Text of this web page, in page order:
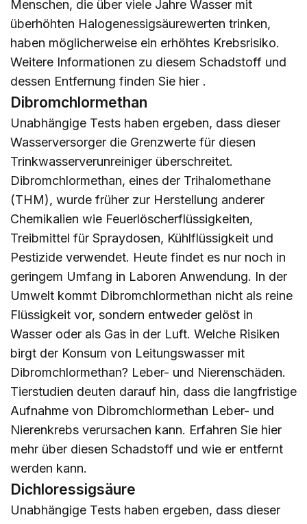
Menschen, die über viele Jahre Wasser mit
überhöhten Halogenessigsäurewerten trinken,
haben möglicherweise ein erhöhtes Krebsrisiko.
Weitere Informationen zu diesem Schadstoff und
dessen Entfernung finden Sie hier .
Dibromchlormethan
Unabhängige Tests haben ergeben, dass dieser
Wasserversorger die Grenzwerte für diesen
Trinkwasserverunreiniger überschreitet.
Dibromchlormethan, eines der Trihalomethane
(THM), wurde früher zur Herstellung anderer
Chemikalien wie Feuerlöscherflüssigkeiten,
Treibmittel für Spraydosen, Kühlflüssigkeit und
Pestizide verwendet. Heute findet es nur noch in
geringem Umfang in Laboren Anwendung. In der
Umwelt kommt Dibromchlormethan nicht als reine
Flüssigkeit vor, sondern entweder gelöst in
Wasser oder als Gas in der Luft. Welche Risiken
birgt der Konsum von Leitungswasser mit
Dibromchlormethan? Leber- und Nierenschäden.
Tierstudien deuten darauf hin, dass die langfristige
Aufnahme von Dibromchlormethan Leber- und
Nierenkrebs verursachen kann. Erfahren Sie hier
mehr über diesen Schadstoff und wie er entfernt
werden kann.
Dichloressigsäure
Unabhängige Tests haben ergeben, dass dieser